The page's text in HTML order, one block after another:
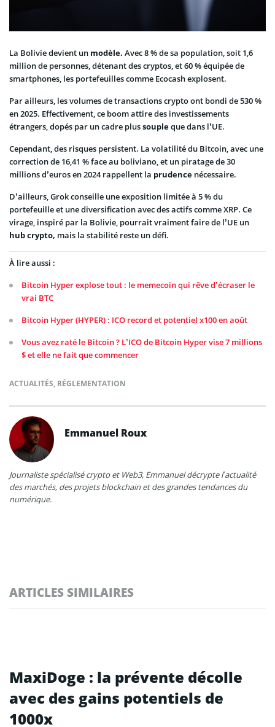
La Bolivie devient un modèle. Avec 8 % de sa population, soit 1,6
million de personnes, détenant des cryptos, et 60 % équipée de
smartphones, les portefeuilles comme Ecocash explosent.
Par ailleurs, les volumes de transactions crypto ont bondi de 530 %
en 2025. Effectivement, ce boom attire des investissements
étrangers, dopés par un cadre plussoupleque dans l’UE.
Cependant, des risques persistent. La volatilité du Bitcoin, avec une
correction de 16,41 % face au boliviano, et un piratage de 30
millions d’euros en 2024 rappellent la prudence nécessaire.
D’ailleurs, Grok conseille une exposition limitée à 5 % du
portefeuille et une diversification avec des actifs comme XRP. Ce
virage, inspiré par la Bolivie, pourrait vraiment faire de l’UE un
hub crypto, mais la stabilité reste un défi.
À lire aussi :
Bitcoin Hyper explose tout : le memecoin qui rêve d’écraser le
vrai BTC
Bitcoin Hyper (HYPER) : ICO record et potentiel x100 en août
Vous avez raté le Bitcoin ? L’ICO de Bitcoin Hyper vise 7 millions
$ et elle ne fait que commencer
ACTUALITÉS, RÉGLEMENTATION
Emmanuel Roux
Journaliste spécialisé crypto et Web3, Emmanuel décrypte l’actualité
des marchés, des projets blockchain et des grandes tendances du
numérique.
ARTICLES SIMILAIRES
MaxiDoge : la prévente décolle
avec des gains potentiels de
1000x